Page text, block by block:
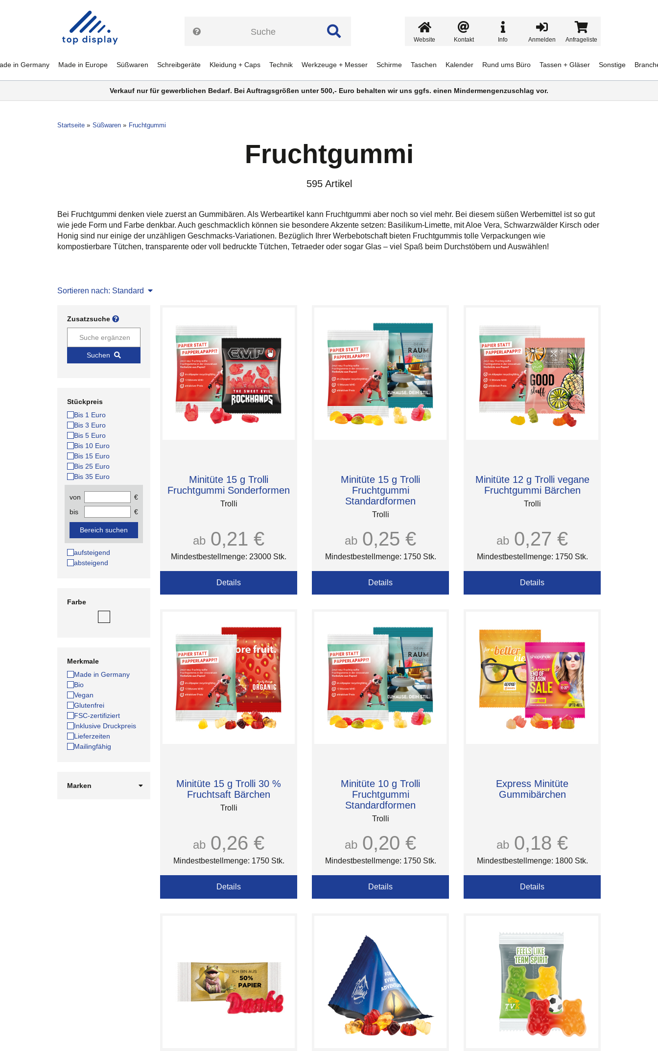
in Germany Made in Europe Süßwaren Schreibgeräte Kleidung + Caps Technik Werkzeuge + Messer Schirme Taschen Kalender Rund ums Büro Tassen + Gläser Sonstige
Website Kontakt Info Anmelden Anfrageliste
Verkauf nur für gewerblichen Bedarf. Bei Auftragsgrößen unter 500,- Euro behalten wir uns ggfs. einen Mindermengenzuschlag vor.
Startseite Süßwaren Fruchtgummi
Fruchtgummi
595 Artikel
Bei Fruchtgummi denken viele zuerst an Gummibären. Als Werbeartikel kann Fruchtgummi aber noch so viel mehr. Bei diesem süßen Werbemittel ist so gut
wie jede Form und Farbe denkbar. Auch geschmacklich können sie besondere Akzente setzen: Basilikum-Limette, mit Aloe Vera, Schwarzwälder Kirsch oder
Honig sind nur einige der unzähligen Geschmacks-Variationen. Bezüglich Ihrer Werbebotschaft bieten Fruchtgummis tolle Verpackungen wie
kompostierbare Tütchen, transparente oder voll bedruckte Tütchen, Tetraeder oder sogar Glas – viel Spaß beim Durchstöbern und Auswählen!
Sortieren nach: Standard
Zusatzsuche
Suchen
Stückpreis
Bis 1 Euro
Bis 3 Euro
Bis 5 Euro
Bis 10 Euro
Bis 15 Euro
Bis 25 Euro
Bis 35 Euro
von
€
bis
€
Bereich suchen
aufsteigend
absteigend
Farbe
Merkmale
Made in Germany
Bio
Vegan
Glutenfrei
FSC-zertifiziert
Inklusive Druckpreis
Lieferzeiten
Mailingfähig
Marken
Minitüte 15 g Trolli
Fruchtgummi Sonderformen
Trolli
ab 0,21 €
Mindestbestellmenge: 23000 Stk.
Details
Minitüte 15 g Trolli
Fruchtgummi
Standardformen
Trolli
ab 0,25 €
Mindestbestellmenge: 1750 Stk.
Details
Minitüte 12 g Trolli vegane
Fruchtgummi Bärchen
Trolli
ab 0,27 €
Mindestbestellmenge: 1750 Stk.
Details
Minitüte 15 g Trolli 30 %
Fruchtsaft Bärchen
Trolli
ab 0,26 €
Mindestbestellmenge: 1750 Stk.
Details
Minitüte 10 g Trolli
Fruchtgummi
Standardformen
Trolli
ab 0,20 €
Mindestbestellmenge: 1750 Stk.
Details
Express Minitüte
Gummibärchen
ab 0,18 €
Mindestbestellmenge: 1800 Stk.
Details